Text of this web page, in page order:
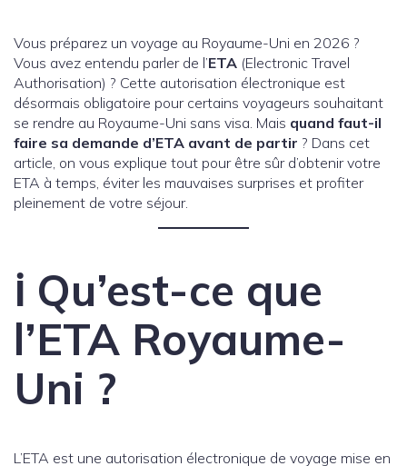
Vous préparez un voyage au Royaume-Uni en 2026 ?
Vous avez entendu parler de l’ETA (Electronic Travel
Authorisation) ? Cette autorisation électronique est
désormais obligatoire pour certains voyageurs souhaitant
se rendre au Royaume-Uni sans visa. Mais quand faut-il
faire sa demande d’ETA avant de partir ? Dans cet
article, on vous explique tout pour être sûr d’obtenir votre
ETA à temps, éviter les mauvaises surprises et profiter
pleinement de votre séjour.
ℹ️ Qu’est-ce que
l’ETA Royaume-
Uni ?
L’ETA est une autorisation électronique de voyage mise en